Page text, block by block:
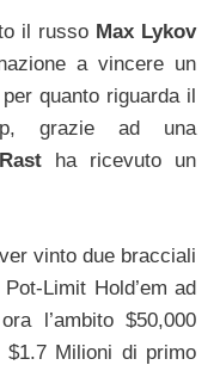
il russo Max Lykov
a vincere un
quanto riguarda il
grazie ad una
ha ricevuto un
vinto due bracciali
Limit Hold’em ad
l’ambito $50,000
$1.7 Milioni di primo